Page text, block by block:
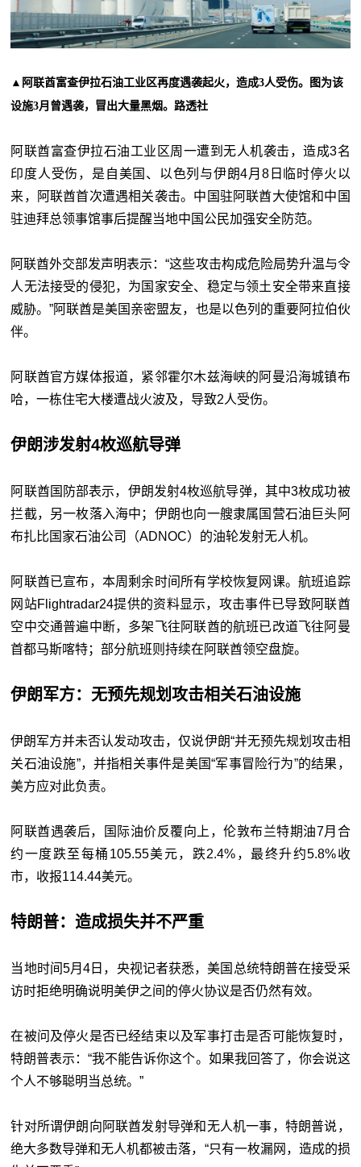
▲阿联酋富查伊拉石油工业区再度遇袭起火，造成3人受伤。图为该
设施3月曾遇袭，冒出大量黑烟。路透社
阿联酋富查伊拉石油工业区周一遭到无人机袭击，造成3名
印度人受伤，是自美国、以色列与伊朗4月8日临时停火以
来，阿联酋首次遭遇相关袭击。中国驻阿联酋大使馆和中国
驻迪拜总领事馆事后提醒当地中国公民加强安全防范。
阿联酋外交部发声明表示：“这些攻击构成危险局势升温与令
人无法接受的侵犯，为国家安全、稳定与领土安全带来直接
威胁。”阿联酋是美国亲密盟友，也是以色列的重要阿拉伯伙
伴。
阿联酋官方媒体报道，紧邻霍尔木兹海峡的阿曼沿海城镇布
哈，一栋住宅大楼遭战火波及，导致2人受伤。
伊朗涉发射4枚巡航导弹
阿联酋国防部表示，伊朗发射4枚巡航导弹，其中3枚成功被
拦截，另一枚落入海中；伊朗也向一艘隶属国营石油巨头阿
布扎比国家石油公司（ADNOC）的油轮发射无人机。
阿联酋已宣布，本周剩余时间所有学校恢复网课。航班追踪
网站Flightradar24提供的资料显示，攻击事件已导致阿联酋
空中交通普遍中断，多架飞往阿联酋的航班已改道飞往阿曼
首都马斯喀特；部分航班则持续在阿联酋领空盘旋。
伊朗军方：无预先规划攻击相关石油设施
伊朗军方并未否认发动攻击，仅说伊朗“并无预先规划攻击相
关石油设施”，并指相关事件是美国“军事冒险行为”的结果，
美方应对此负责。
阿联酋遇袭后，国际油价反覆向上，伦敦布兰特期油7月合
约一度跌至每桶105.55美元，跌2.4%，最终升约5.8%收
市，收报114.44美元。
特朗普：造成损失并不严重
当地时间5月4日，央视记者获悉，美国总统特朗普在接受采
访时拒绝明确说明美伊之间的停火协议是否仍然有效。
在被问及停火是否已经结束以及军事打击是否可能恢复时，
特朗普表示：“我不能告诉你这个。如果我回答了，你会说这
个人不够聪明当总统。”
针对所谓伊朗向阿联酋发射导弹和无人机一事，特朗普说，
绝大多数导弹和无人机都被击落，“只有一枚漏网，造成的损